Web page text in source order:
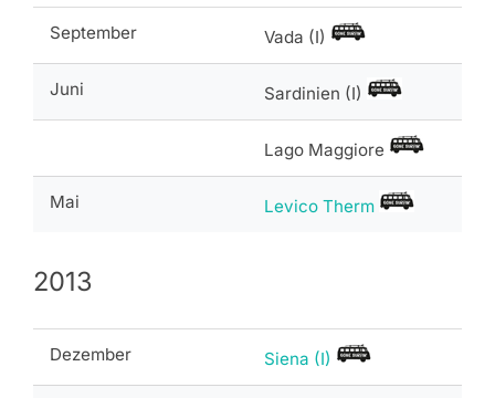
September Vada (I)
Juni Sardinien (I)
Lago Maggiore
Mai Levico Therm
2013
Dezember Siena (I)